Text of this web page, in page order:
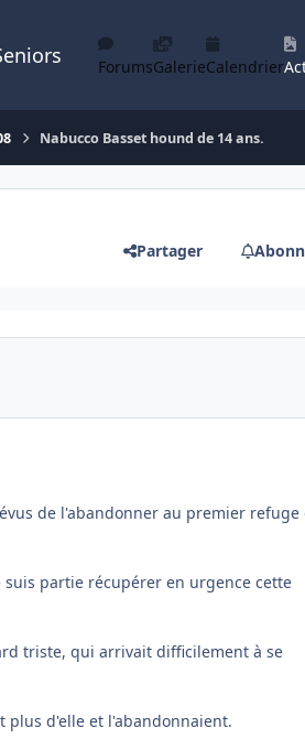
ForumsGalerieCalendrier
Nabucco Basset hound de 14 ans.
Partager
de l'abandonner au premier refuge
partie récupérer en urgence cette
triste, qui arrivait difficilement à se
plus d'elle et l'abandonnaient.